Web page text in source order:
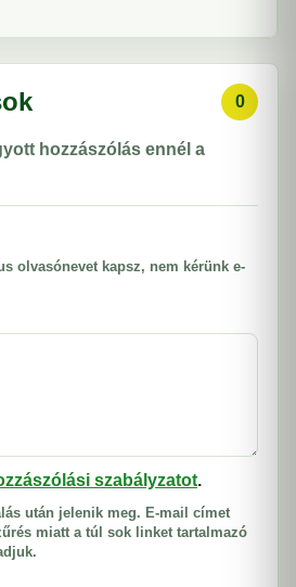
0
hozzászólás ennél a
olvasónevet kapsz, nem kérünk e-
szabályzatot.
után jelenik meg. E-mail címet
miatt a túl sok linket tartalmazó